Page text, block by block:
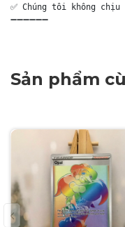
✅ Chúng tôi không
➖➖➖➖➖➖
Sản phẩm